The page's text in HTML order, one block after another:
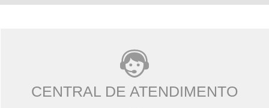
CENTRAL DE ATENDIMENTO